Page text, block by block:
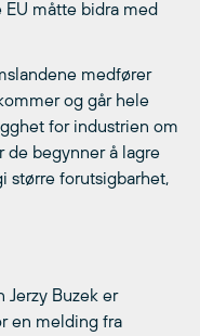
EU måtte bidra med
medfører
og går hele
for industrien om
begynner å lagre
større forutsigbarhet,
Jerzy Buzek er
en melding fra